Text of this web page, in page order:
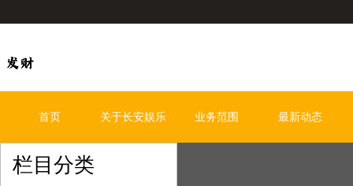
首页 关于长安娱乐 业务范围 最新动态
栏目分类